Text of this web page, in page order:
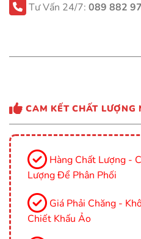
Tư Vấn 24/7: 089 882
CAM KẾT CHẤT LƯỢNG
Hàng Chất Lượng -
Lượng Để Phân Phối
Giá Phải Chăng -
Chiết Khấu Ảo